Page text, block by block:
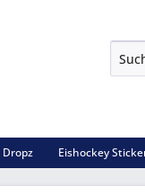
Eishockey